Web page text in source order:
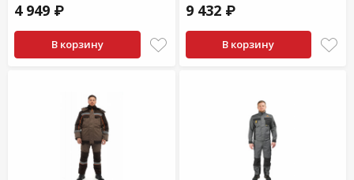
4 949 ₽
В корзину
9 432 ₽
В корзину